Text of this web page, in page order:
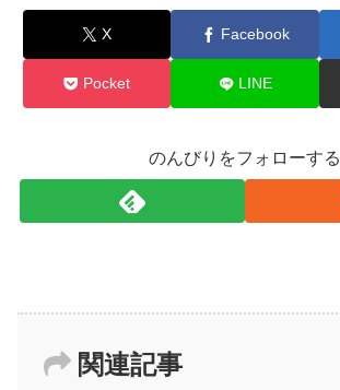
X Facebook
Pocket LINE
のんびりをフォローする
関連記事